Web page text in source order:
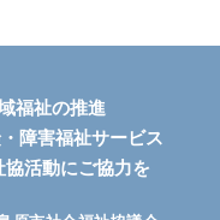
福祉の推進
障害福祉サービス
協活動にご協力を